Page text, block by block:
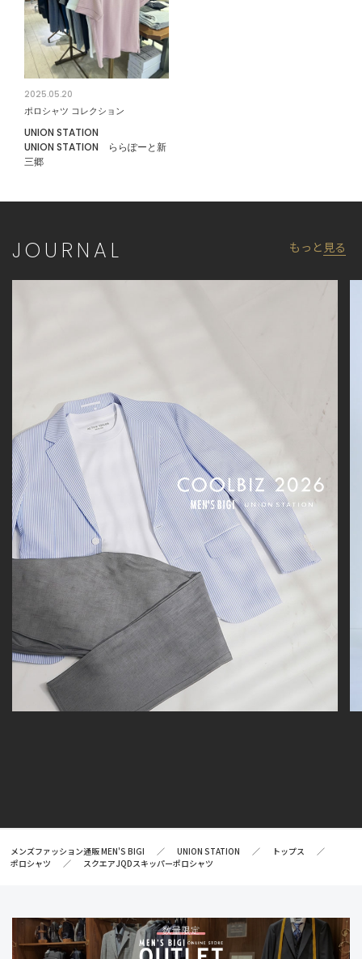
2025.05.20
ポロシャツ コレクション
UNION STATION
UNION STATION ららぽーと新
三郷
JOURNAL もっと 見る
メンズファッション通販 MEN'S BIGI UNION STATION
トップス
ポロシャツ
スクエアJQDスキッパーポロシャツ